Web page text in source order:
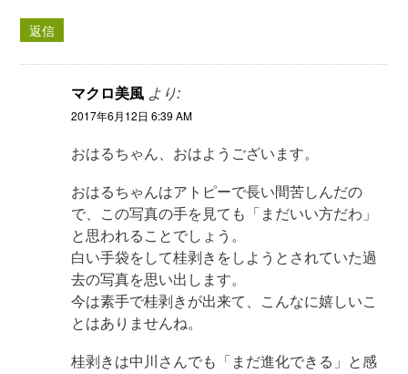
返信
マクロ美風 より:
2017年6月12日 6:39 AM
おはるちゃん、おはようございます。
おはるちゃんはアトピーで長い間苦しんだの
で、この写真の手を見ても「まだいい方だわ」
と思われることでしょう。
白い手袋をして桂剥きをしようとされていた過
去の写真を思い出します。
今は素手で桂剥きが出来て、こんなに嬉しいこ
とはありませんね。
桂剥きは中川さんでも「まだ進化できる」と感